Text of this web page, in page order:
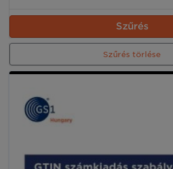
Szűrés
Szűrés törlése